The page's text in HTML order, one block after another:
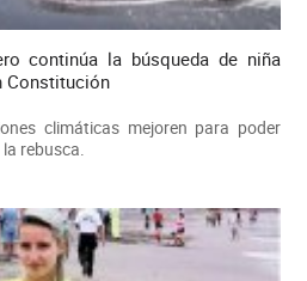
continúa la búsqueda de niña
Constitución
climáticas mejoren para poder
rebusca.